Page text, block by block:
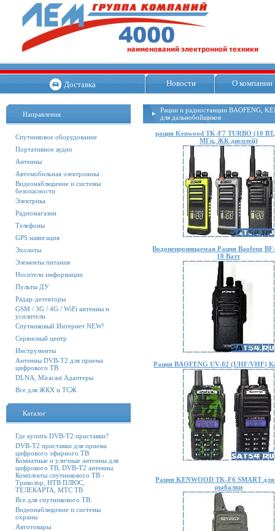
Доставка Новости О компании
Направления
Спутниковое оборудование
Портативное аудио
Антенны
Автомобильная электроника
Видеонаблюдение и системы
безопасности
Электрика
Радиомагазин
Телефоны
GPS навигация
Эхолоты
Элементы питания
Носители информации
Пульты ДУ
Радар-детекторы
GSM / 3G / 4G / WiFi антенны и
усилители
Спутниковый Интернет NEW!
Сервисный центр
Инструменты
Антенны DVB-T2 для приема
цифрового ТВ
DLNA, Miracast Адаптеры
Все для ЖКХ и ТСЖ
Каталог
Где купить DVB-T2 приставки?
DVB-T2 приставки для приема
цифрового эфирного ТВ
Комнатные и уличные антенны для
цифрового ТВ, DVB-T2 антенны.
Комплекты спутникового ТВ -
Триколор, НТВ ПЛЮС,
ТЕЛЕКАРТА, МТС ТВ
Все для спутникового ТВ.
Видеонаблюдение и системы
охраны
Автотовары
Рации и радиостанции BAOFENG,
для дальнобойщиков
рация Kenwood TK-F7 TURBO (10
МГц, ЖК дисплей)
Водонепроницаемая Рация Baofeng
10 Ватт
Рация BAOFENG UV-82 (UHF/VHF)
Рация KENWOOD TK-F6 SMART
рыбалки